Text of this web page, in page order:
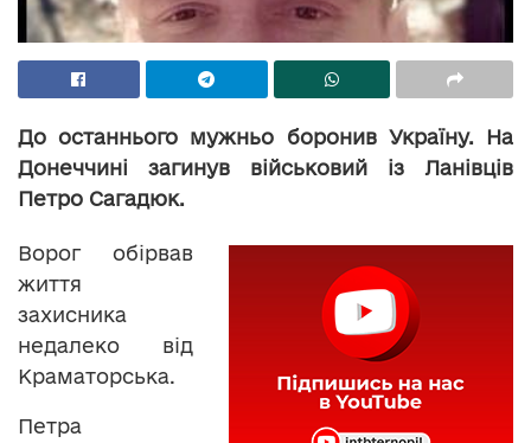
До останнього мужньо боронив Україну. На
Донеччині загинув військовий із Ланівців
Петро Сагадюк.
Ворог обірвав
життя
захисника
недалеко від
Краматорська.
Петра